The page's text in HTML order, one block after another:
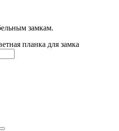
замкам.
планка для замка